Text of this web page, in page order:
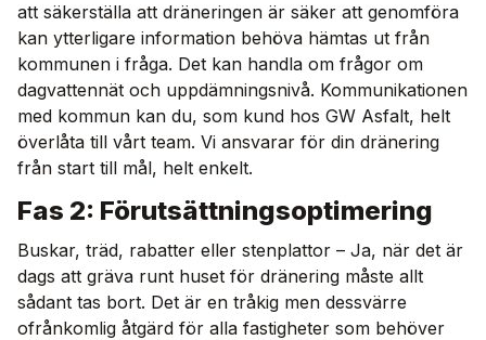
att säkerställa att dräneringen är säker att genomföra
kan ytterligare information behöva hämtas ut från
kommunen i fråga. Det kan handla om frågor om
dagvattennät och uppdämningsnivå. Kommunikationen
med kommun kan du, som kund hos GW Asfalt, helt
överlåta till vårt team. Vi ansvarar för din dränering
från start till mål, helt enkelt.
Fas 2: Förutsättningsoptimering
Buskar, träd, rabatter eller stenplattor – Ja, när det är
dags att gräva runt huset för dränering måste allt
sådant tas bort. Det är en tråkig men dessvärre
ofrånkomlig åtgärd för alla fastigheter som behöver